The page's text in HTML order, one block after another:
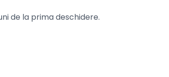
de la prima deschidere.